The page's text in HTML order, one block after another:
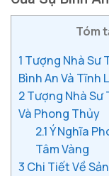
Tóm
1 Tượng Nhà Sư
Bình An Và Tĩnh
2Tượng Nhà Sư
Và Phong Thủy
2.1Ý Nghĩa
Tâm Vàng
3 Chi Tiết Về